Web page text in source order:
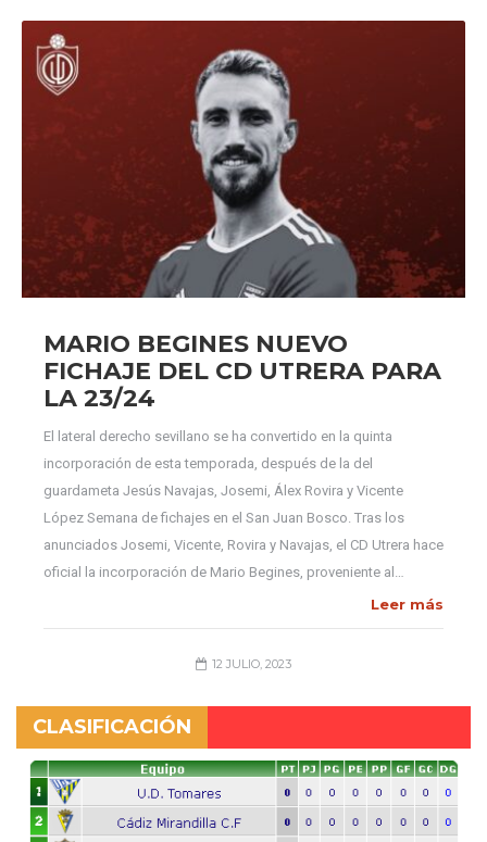
MARIO BEGINES NUEVO
FICHAJE DEL CD UTRERA PARA
LA 23/24
El lateral derecho sevillano se ha convertido en la quinta
incorporación de esta temporada, después de la del
guardameta Jesús Navajas, Josemi, Álex Rovira y Vicente
López Semana de fichajes en el San Juan Bosco. Tras los
anunciados Josemi, Vicente, Rovira y Navajas, el CD Utrera hace
oficial la incorporación de Mario Begines, proveniente al…
Leer más
12 JULIO, 2023
CLASIFICACIÓN